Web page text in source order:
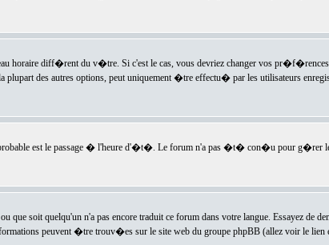
horaire diff�rent du v�tre. Si c'est le cas, vous devriez changer vos
plupart des autres options, peut uniquement �tre effectu� par les utilisateurs
est le passage � l'heure d'�t�. Le forum n'a pas �t� con�u pour g�rer
soit quelqu'un n'a pas encore traduit ce forum dans votre langue. Essayez de
peuvent �tre trouv�es sur le site web du groupe phpBB (allez voir le lien